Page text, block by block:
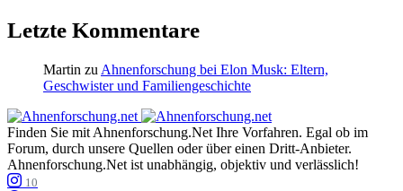
Letzte Kommentare
Martin zu Ahnenforschung bei Elon Musk: Eltern,
Geschwister und Familiengeschichte
Finden Sie mit Ahnenforschung.Net Ihre Vorfahren. Egal ob im
Forum, durch unsere Quellen oder über einen Dritt-Anbieter.
Ahnenforschung.Net ist unabhängig, objektiv und verlässlich!
10